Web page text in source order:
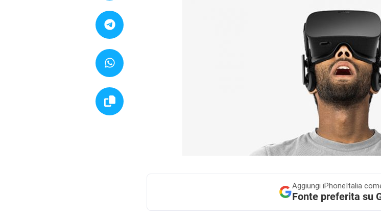
Aggiungi iPhoneItalia
Fonte preferita su